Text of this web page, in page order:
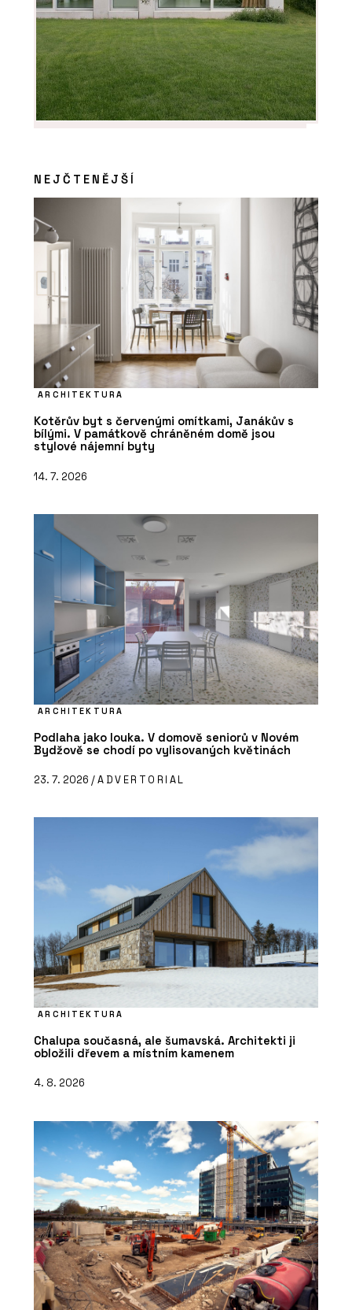
NEJČTENĚJŠÍ
ARCHITEKTURA
Kotěrův byt s červenými omítkami, Janákův s
bílými. V památkově chráněném domě jsou
stylové nájemní byty
14. 7. 2026
ARCHITEKTURA
Podlaha jako louka. V domově seniorů v Novém
Bydžově se chodí po vylisovaných květinách
23. 7. 2026 /ADVERTORIAL
ARCHITEKTURA
Chalupa současná, ale šumavská. Architekti ji
obložili dřevem a místním kamenem
4. 8. 2026